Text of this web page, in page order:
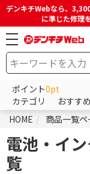
デンキチWebなら、
に準じた修理
ポイント0pt
カテゴリ
おすす
HOME
商品一覧ペ
電池・イ
覧